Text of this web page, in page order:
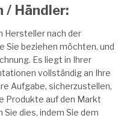
/ Händler:
Hersteller nach der
Sie beziehen möchten, und
Es liegt in Ihrer
vollständig an Ihre
Aufgabe, sicherzustellen,
Produkte auf den Markt
dies, indem Sie dem